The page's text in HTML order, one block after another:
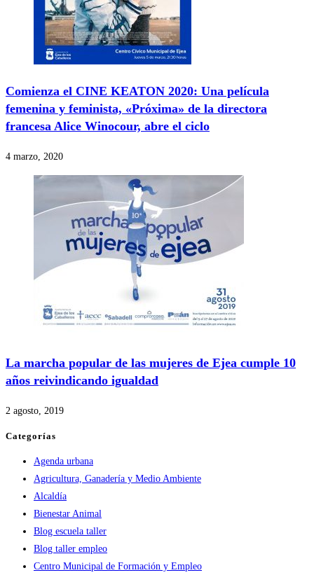
Comienza el CINE KEATON 2020: Una película
femenina y feminista, «Próxima» de la directora
francesa Alice Winocour, abre el ciclo
4 marzo, 2020
La marcha popular de las mujeres de Ejea cumple 10
años reivindicando igualdad
2 agosto, 2019
Categorías
Agenda urbana
Agricultura, Ganadería y Medio Ambiente
Alcaldía
Bienestar Animal
Blog escuela taller
Blog taller empleo
Centro Municipal de Formación y Empleo